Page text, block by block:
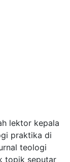
lektor kepala
praktika di
teologi
topik seputar